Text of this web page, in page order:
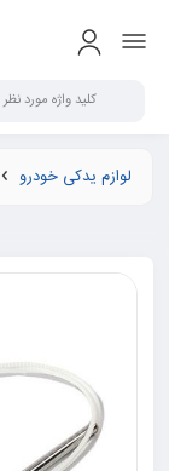
لوازم یدکی خودرو